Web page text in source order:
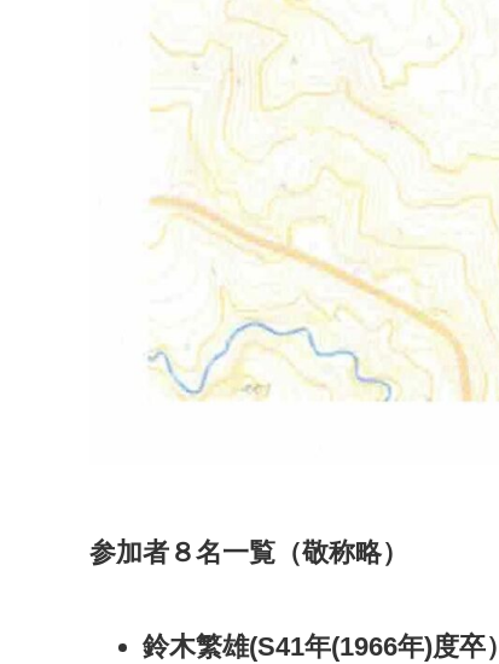
参加者８名一覧（敬称略）
鈴木繁雄(S41年(1966年)度卒）